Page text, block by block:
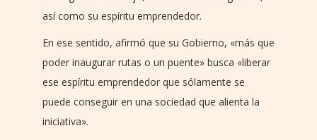
así como su espíritu emprendedor.
En ese sentido, afirmó que su Gobierno, «más que
poder inaugurar rutas o un puente» busca «liberar
ese espíritu emprendedor que sólamente se
puede conseguir en una sociedad que alienta la
iniciativa».